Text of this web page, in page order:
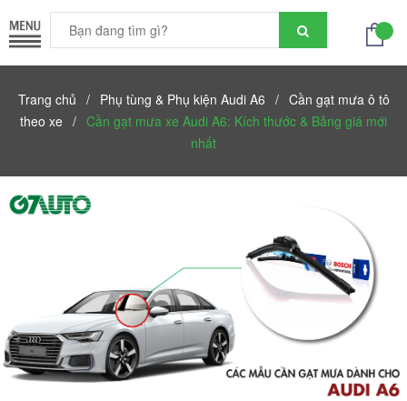
Trang chủ / Phụ tùng & Phụ kiện Audi A6 / Cần gạt mưa ô tô
theo xe / Cần gạt mưa xe Audi A6: Kích thước & Bảng giá mới
nhất